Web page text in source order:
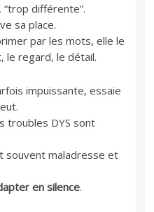
“trop différente”.
sa place.
par les mots, elle le
le regard, le détail.
impuissante, essaie
troubles DYS sont
souvent maladresse et
en silence.